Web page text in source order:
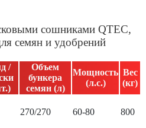
сошниками QTEC,
семян и удобрений
/
Объем
бункера
семян (л)
Мощность
(л.с.)
Вес
(кг)
270/270 60-80 800